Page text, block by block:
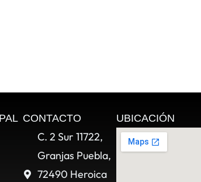
CONTACTO
C. 2 Sur 11722,
Granjas Puebla,
72490 Heroica
UBICACIÓN